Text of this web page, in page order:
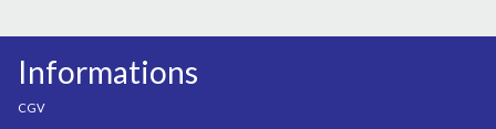
Informations
CGV